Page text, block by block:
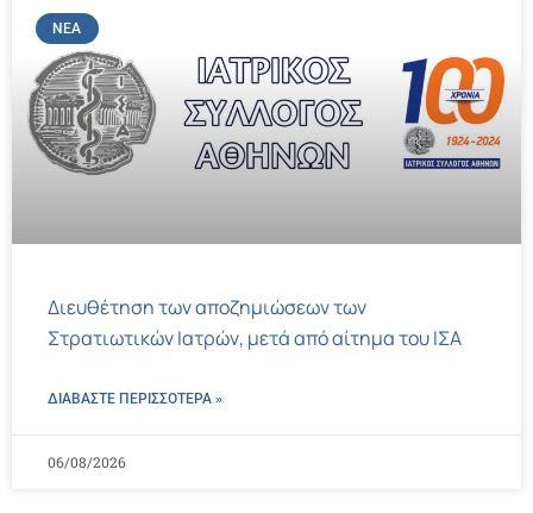
ΝΈΑ
Διευθέτηση των αποζημιώσεων των
Στρατιωτικών Ιατρών, μετά από αίτημα του ΙΣΑ
ΔΙΑΒΑΣΤΕ ΠΕΡΙΣΣΌΤΕΡΑ »
06/08/2026